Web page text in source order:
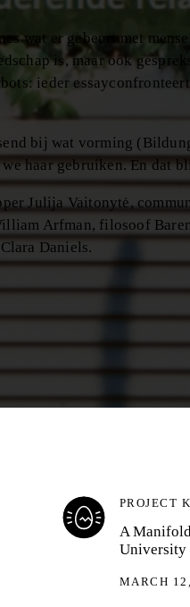
wat er gebeurt met
is, maar ook
ieder
bij wat vorming
haar gebruiken. En dat
Julija Vaitonytė,
Arfman, filosoof
Daniels.
PROJECT
A
University
MARCH